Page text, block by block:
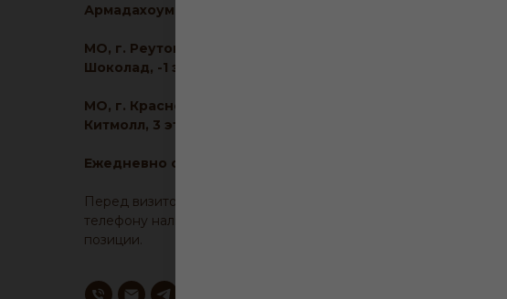
Армадахоум, 1 этаж
МО, г. Реутов, МКАД 2-й км, д. 2, ТРЦ
Шоколад, -1 этаж
МО, г. Красногорск, ул. Ленина, д. 2, ТЦ
Китмолл, 3 этаж
Ежедневно с 10:00 до 21:00
Перед визитом, уточните у менеджера по
телефону наличие образца понравившейся
позиции.